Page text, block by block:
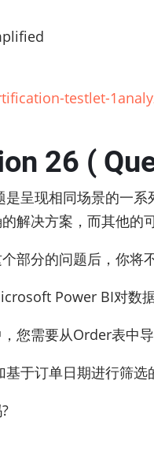
testlet-
26 (
是呈现相同场景的一
解决方案，而其他的
部分的问题后，你将
Power BI对数
您需要从Order表中导
于订单日期进行筛选